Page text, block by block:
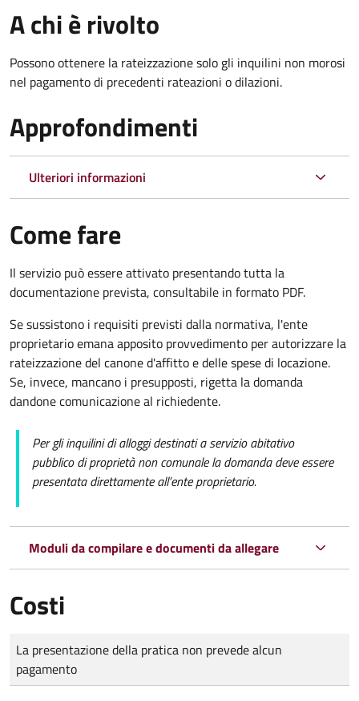
A chi è rivolto
Possono ottenere la rateizzazione solo gli inquilini non morosi
nel pagamento di precedenti rateazioni o dilazioni.
Approfondimenti
Ulteriori informazioni
Come fare
Il servizio può essere attivato presentando tutta la
documentazione prevista, consultabile in formato PDF.
Se sussistono i requisiti previsti dalla normativa, l'ente
proprietario emana apposito provvedimento per autorizzare la
rateizzazione del canone d'affitto e delle spese di locazione.
Se, invece, mancano i presupposti, rigetta la domanda
dandone comunicazione al richiedente.
Per gli inquilini di alloggi destinati a servizio abitativo
pubblico di proprietà non comunale la domanda deve essere
presentata direttamente all’ente proprietario.
Moduli da compilare e documenti da allegare
Costi
Tipo di pagamento
Importo
La presentazione della pratica non prevede alcun
pagamento